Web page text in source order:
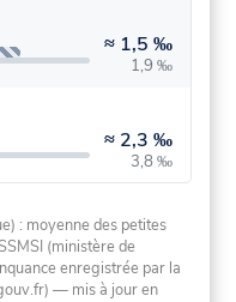
≈ 1,5 ‰
1,9 ‰
≈ 2,3 ‰
3,8 ‰
: moyenne des petites
(ministère de
enregistrée par la
— mis à jour en